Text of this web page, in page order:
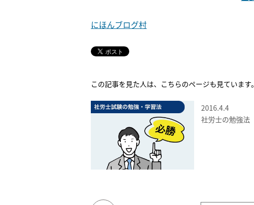
にほんブログ村
この記事を見た人は、こちらのページも見ています。
2016.4.4
社労士の勉強法